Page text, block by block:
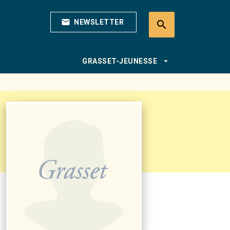
mail NEWSLETTER search
GRASSET-JEUNESSE arrow_drop_down